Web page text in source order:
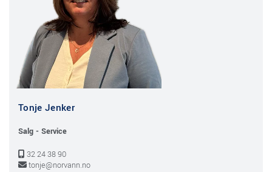
Tonje Jenker
Salg - Service
 32 24 38 90
 tonje@norvann.no